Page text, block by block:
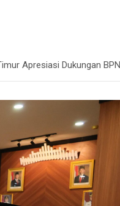
Apresiasi Dukungan BPN